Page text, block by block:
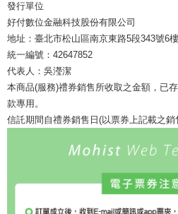
發行單位
好付數位金融科技股份有限公司
地址：臺北市松山區南京東路5段343號6樓
統一編號：42647852
代表人：吳瀅潔
本商品(服務)禮券銷售所收取之金額，已
款專用。
信託期間自禮券銷售日(以票券上記載之銷